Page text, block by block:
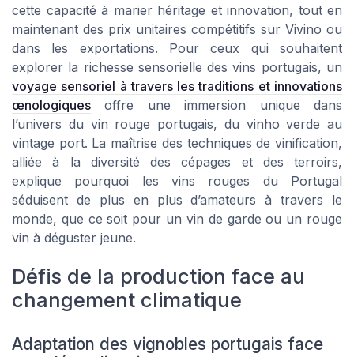
cette capacité à marier héritage et innovation, tout en
maintenant des prix unitaires compétitifs sur Vivino ou
dans les exportations. Pour ceux qui souhaitent
explorer la richesse sensorielle des vins portugais, un
voyage sensoriel à travers les traditions et innovations
œnologiques offre une immersion unique dans
l’univers du vin rouge portugais, du vinho verde au
vintage port. La maîtrise des techniques de vinification,
alliée à la diversité des cépages et des terroirs,
explique pourquoi les vins rouges du Portugal
séduisent de plus en plus d’amateurs à travers le
monde, que ce soit pour un vin de garde ou un rouge
vin à déguster jeune.
Défis de la production face au
changement climatique
Adaptation des vignobles portugais face